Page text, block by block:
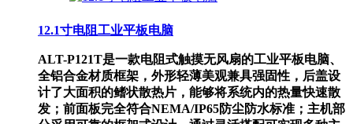
12.1寸电阻工业平板电脑
ALT-P121T是一款电阻式触摸无风扇的工业平板电脑、
全铝合金材质框架，外形轻薄美观兼具强固性，后盖设
计了大面积的鳍状散热片，能够将系统内的热量快速散
发；前面板完全符合NEMA/IP65防尘防水标准；主机部